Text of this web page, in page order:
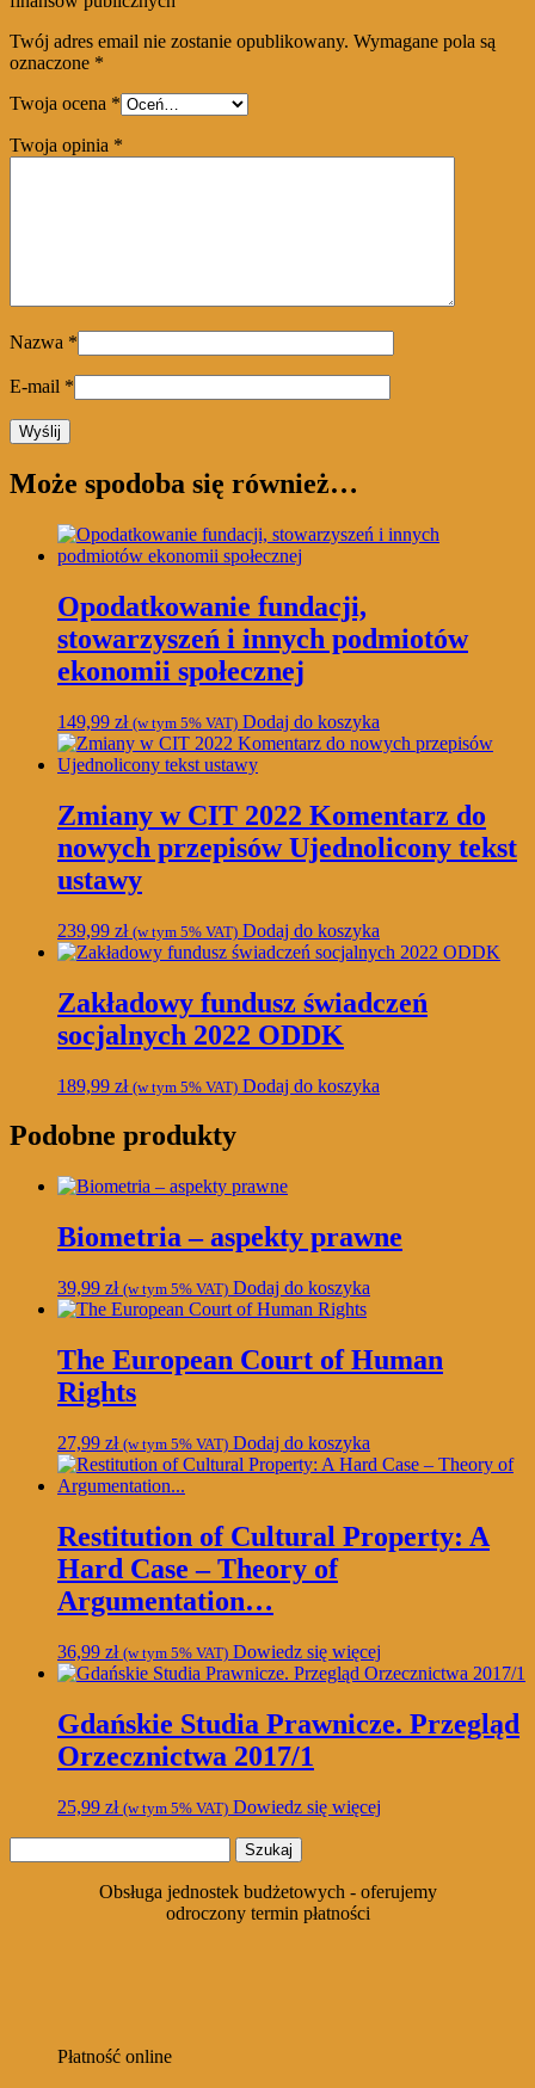
Twój adres email nie zostanie opublikowany. Wymagane pola są
oznaczone *
Twoja ocena *
Twoja opinia *
Nazwa *
E-mail *
Może spodoba się również…
Opodatkowanie fundacji,
stowarzyszeń i innych podmiotów
ekonomii społecznej
149,99 zł (w tym 5% VAT) Dodaj do koszyka
Zmiany w CIT 2022 Komentarz do
nowych przepisów Ujednolicony tekst
ustawy
239,99 zł (w tym 5% VAT) Dodaj do koszyka
Zakładowy fundusz świadczeń
socjalnych 2022 ODDK
189,99 zł (w tym 5% VAT) Dodaj do koszyka
Podobne produkty
Biometria – aspekty prawne
39,99 zł (w tym 5% VAT) Dodaj do koszyka
The European Court of Human
Rights
27,99 zł (w tym 5% VAT) Dodaj do koszyka
Restitution of Cultural Property: A
Hard Case – Theory of
Argumentation…
36,99 zł (w tym 5% VAT) Dowiedz się więcej
Gdańskie Studia Prawnicze. Przegląd
Orzecznictwa 2017/1
25,99 zł (w tym 5% VAT) Dowiedz się więcej
Obsługa jednostek budżetowych - oferujemy
odroczony termin płatności
Płatność online